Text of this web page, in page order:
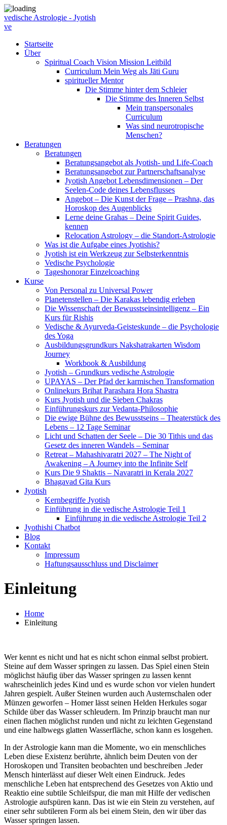
vedische Astrologie - Jyotish
ve
Startseite
Über
Spiritual Coach Vision Mission Leitbild
Curriculum Mein Weg als Jāti Guru
spiritueller Mentor
Die Stimme hinter dem Schleier
Die Stimme des Inneren Selbst
Mein transpersonales
Curriculum
Was sind neurotropische
Menschen?
Beratungen
Beratungen
Beratungsangebot als Jyotish- und Life-Coach
Beratungsangebot zur Partnerschaftsanalyse
Jyotish Angebot Lebensdimensionen – Der
Seelen-Code deines Lebensflusses
Angebot – Die Kunst der Frage – Prashna, das
Horoskop des Augenblicks
Lerne deine Grahas – Deine Spirit Guides,
kennen
Relocation Astrology – die Standort-Astrologie
Was ist die Aufgabe eines Jyotishis?
Jyotish ist ein Werkzeug zur Selbsterkenntnis
Vedische Psychologie
Tageshonorar Einzelcoaching
Kurse
Von Personal zu Universal Power
Planetenstellen – Die Karakas lebendig erleben
Die Wissenschaft der Bewusstseinsintelligenz – Ein
Kurs für Rishis
Vedische & Ayurveda-Geisteskunde – die Psychologie
des Yoga
Ausbildungsgrundkurs Nakshatrakarten Wisdom
Journey
Workbook & Ausbildung
Jyotish – Grundkurs vedische Astrologie
UPAYAS – Der Pfad der karmischen Transformation
Onlinekurs Brihat Parashara Hora Shastra
Kurs Jyotish und die Sieben Chakras
Einführungskurs zur Vedanta-Philosophie
Die ewige Bühne des Bewusstseins – Theaterstück des
Lebens – 12 Tage Seminar
Licht und Schatten der Seele – Die 30 Tithis und das
Gesetz des inneren Wandels – Seminar
Retreat – Mahashivaratri 2027 – The Night of
Awakening – A Journey into the Infinite Self
Kurs Die 9 Shaktis – Navaratri in Kerala 2027
Bhagavad Gita Kurs
Jyotish
Kernbegriffe Jyotish
Einführung in die vedische Astrologie Teil 1
Einführung in die vedische Astrologie Teil 2
Jyothishi Chatbot
Blog
Kontakt
Impressum
Haftungsausschluss und Disclaimer
Einleitung
Home
Einleitung
Wer kennt es nicht und hat es nicht schon einmal selbst probiert.
Steine auf dem Wasser springen zu lassen. Das Spiel einen Stein
möglichst häufig über das Wasser springen zu lassen kennt
wahrscheinlich jedes Kind und es wurde schon vor vielen hundert
Jahren gespielt. Außer Steinen wurden auch Austernschalen oder
Münzen geworfen – Homer lässt seinen Helden Herkules sogar
Schilde über das Wasser schleudern. Im Prinzip braucht man nur
einen flachen möglichst runden und nicht zu leichten Gegenstand
und eine halbwegs glatten Wasserfläche, schon kann es losgehen.
In der Astrologie kann man die Momente, wo ein menschliches
Leben diese Existenz berührte, ähnlich beim Deuten von der
Horoskopen und Transiten beobachten und beschreiben .Jeder
Mensch hinterlässt auf dieser Welt einen Eindruck. Jedes
menschliche Leben hat entsprechend des Gesetzes von Aktio und
Reaktio eine subtile Schleifspur, die man mit Hilfe der vedischen
Astrologie aufspüren kann. Das ist wie ein Stein zu verstehen, auf
einer sehr subtileren Form als bei einem Stein, den wir über das
Wasser springen lassen.